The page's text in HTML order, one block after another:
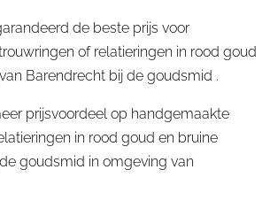
de beste prijs voor
of relatieringen in rood goud
Barendrecht bij de goudsmid .
prijsvoordeel op handgemaakte
in rood goud en bruine
goudsmid in omgeving van